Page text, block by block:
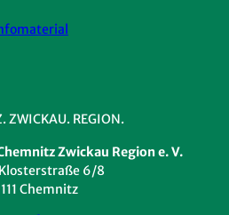
ZWICKAU. REGION.
Zwickau Region e. V.
6/8
Chemnitz